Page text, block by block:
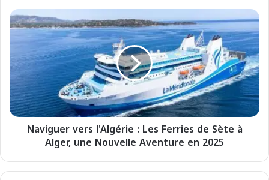
e
d
i
e
r
r
a
n
:
N
a
v
i
g
u
e
r
v
l
Naviguer vers l'Algérie : Les Ferries de Sète à
Alger, une Nouvelle Aventure en 2025